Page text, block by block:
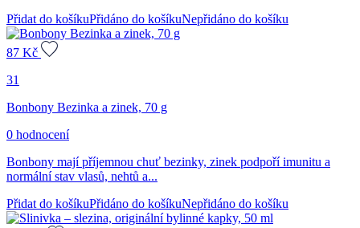
Přidat do košíkuPřidáno do košíkuNepřidáno do košíku
87 Kč
31
Bonbony Bezinka a zinek, 70 g
0 hodnocení
Bonbony mají příjemnou chuť bezinky, zinek podpoří imunitu a
normální stav vlasů, nehtů a...
Přidat do košíkuPřidáno do košíkuNepřidáno do košíku